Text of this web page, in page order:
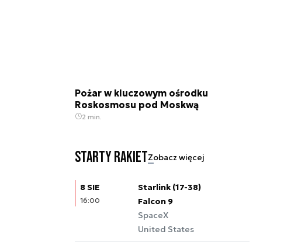
Pożar w kluczowym ośrodku
Roskosmosu pod Moskwą
2 min.
Starty rakietZobacz więcej
8 SIE
16:00
Starlink (17-38)
Falcon 9
SpaceX
United States